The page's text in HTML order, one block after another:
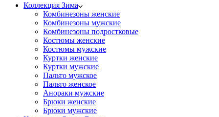
Коллекция Зима
Комбинезоны женские
Комбинезоны мужские
Комбинезоны подростковые
Костюмы женские
Костюмы мужские
Куртки женские
Куртки мужские
Пальто мужское
Пальто женское
Анораки мужские
Брюки женские
Брюки мужские